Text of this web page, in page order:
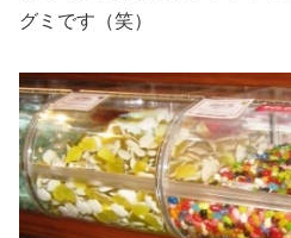
グミです（笑）